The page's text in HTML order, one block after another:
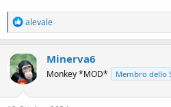
R
e
a
c
t
i
o
n
alevale
Minerva6
Monkey *MOD* Membro dello